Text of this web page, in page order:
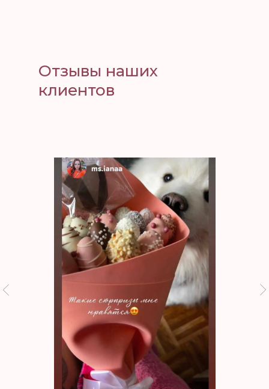
Отзывы наших
клиентов